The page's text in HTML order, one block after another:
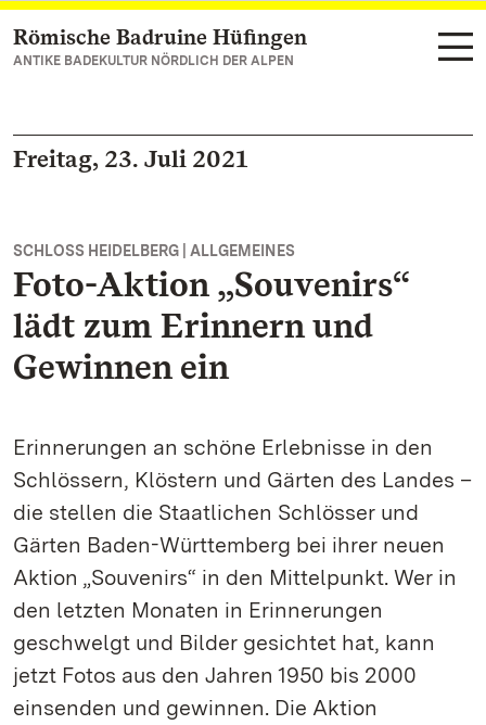
Zum Hauptinhalt springen
Römische Badruine Hüfingen
ANTIKE BADEKULTUR NÖRDLICH DER ALPEN
Freitag, 23. Juli 2021
SCHLOSS HEIDELBERG | ALLGEMEINES
Foto-Aktion „Souvenirs“
lädt zum Erinnern und
Gewinnen ein
Erinnerungen an schöne Erlebnisse in den
Schlössern, Klöstern und Gärten des Landes –
die stellen die Staatlichen Schlösser und
Gärten Baden-Württemberg bei ihrer neuen
Aktion „Souvenirs“ in den Mittelpunkt. Wer in
den letzten Monaten in Erinnerungen
geschwelgt und Bilder gesichtet hat, kann
jetzt Fotos aus den Jahren 1950 bis 2000
einsenden und gewinnen. Die Aktion